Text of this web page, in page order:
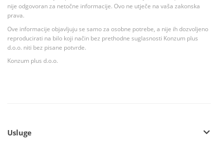
nije odgovoran za netočne informacije. Ovo ne utječe na vaša zakonska
prava.
Ove informacije objavljuju se samo za osobne potrebe, a nije ih dozvoljeno
reproducirati na bilo koji način bez prethodne suglasnosti Konzum plus
d.o.o. niti bez pisane potvrde.
Konzum plus d.o.o.
Usluge